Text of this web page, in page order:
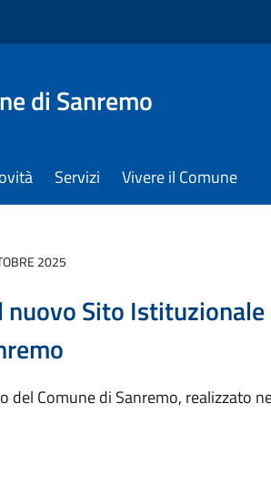
di Sanremo
Servizi Vivere il Comune
2025
nuovo Sito Istituzionale
del Comune di Sanremo, realizzato